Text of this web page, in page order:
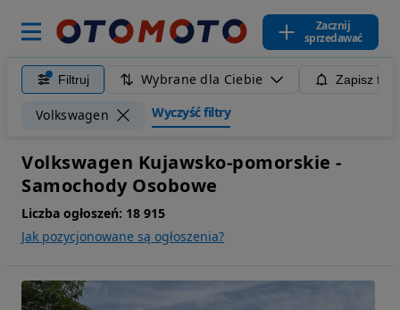
Zacznij
sprzedawać
Filtruj Wybrane dla Ciebie Zapisz
Volkswagen Wyczyść filtry
Volkswagen Kujawsko-pomorskie -
Samochody Osobowe
Liczba ogłoszeń: 18 915
Jak pozycjonowane są ogłoszenia?